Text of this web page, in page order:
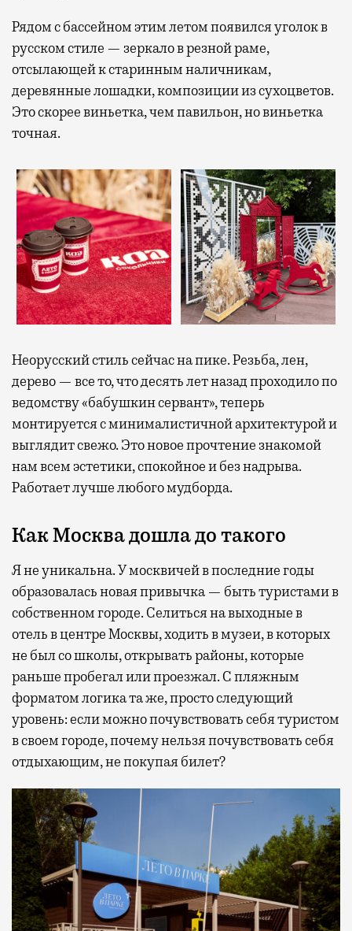
Рядом с бассейном этим летом появился уголок в
русском стиле — зеркало в резной раме,
отсылающей к старинным наличникам,
деревянные лошадки, композиции из сухоцветов.
Это скорее виньетка, чем павильон, но виньетка
точная.
Неорусский стиль сейчас на пике. Резьба, лен,
дерево — все то, что десять лет назад проходило по
ведомству «бабушкин сервант», теперь
монтируется с минималистичной архитектурой и
выглядит свежо. Это новое прочтение знакомой
нам всем эстетики, спокойное и без надрыва.
Работает лучше любого мудборда.
Как Москва дошла до такого
Я не уникальна. У москвичей в последние годы
образовалась новая привычка — быть туристами в
собственном городе. Селиться на выходные в
отель в центре Москвы, ходить в музеи, в которых
не был со школы, открывать районы, которые
раньше пробегал или проезжал. С пляжным
форматом логика та же, просто следующий
уровень: если можно почувствовать себя туристом
в своем городе, почему нельзя почувствовать себя
отдыхающим, не покупая билет?